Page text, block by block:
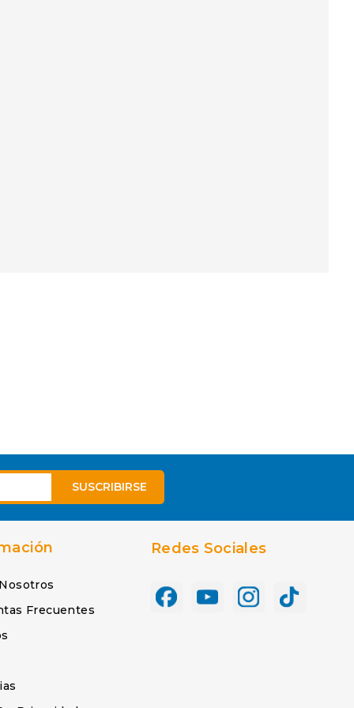
Frecuentes
Redes Sociales